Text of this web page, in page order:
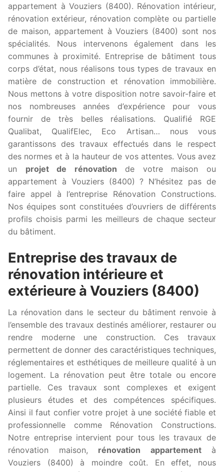
appartement à Vouziers (8400). Rénovation intérieur,
rénovation extérieur, rénovation complète ou partielle
de maison, appartement à Vouziers (8400) sont nos
spécialités. Nous intervenons également dans les
communes à proximité. Entreprise de bâtiment tous
corps d’état, nous réalisons tous types de travaux en
matière de construction et rénovation immobilière.
Nous mettons à votre disposition notre savoir-faire et
nos nombreuses années d’expérience pour vous
fournir de très belles réalisations. Qualifié RGE
Qualibat, QualifElec, Eco Artisan… nous vous
garantissons des travaux effectués dans le respect
des normes et à la hauteur de vos attentes. Vous avez
un projet de rénovation de votre maison ou
appartement à Vouziers (8400) ? N’hésitez pas de
faire appel à l’entreprise Rénovation Constructions.
Nos équipes sont constituées d’ouvriers de différents
profils choisis parmi les meilleurs de chaque secteur
du bâtiment.
Entreprise des travaux de
rénovation intérieure et
extérieure à Vouziers (8400)
La rénovation dans le secteur du bâtiment renvoie à
l’ensemble des travaux destinés améliorer, restaurer ou
rendre moderne une construction. Ces travaux
permettent de donner des caractéristiques techniques,
réglementaires et esthétiques de meilleure qualité à un
logement. La rénovation peut être totale ou encore
partielle. Ces travaux sont complexes et exigent
plusieurs études et des compétences spécifiques.
Ainsi il faut confier votre projet à une société fiable et
professionnelle comme Rénovation Constructions.
Notre entreprise intervient pour tous les travaux de
rénovation maison, rénovation appartementà
Vouziers (8400) à moindre coût. En effet, nous